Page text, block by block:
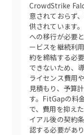
CrowdStrike
意されておらず
供されています
への移行が必要
ービスを継続利
約を締結する必
できないため、
ライセンス費用
見積もり、予算
す。FitGapの料
で、費用を抑え
イアル後の契約
認する必要があり